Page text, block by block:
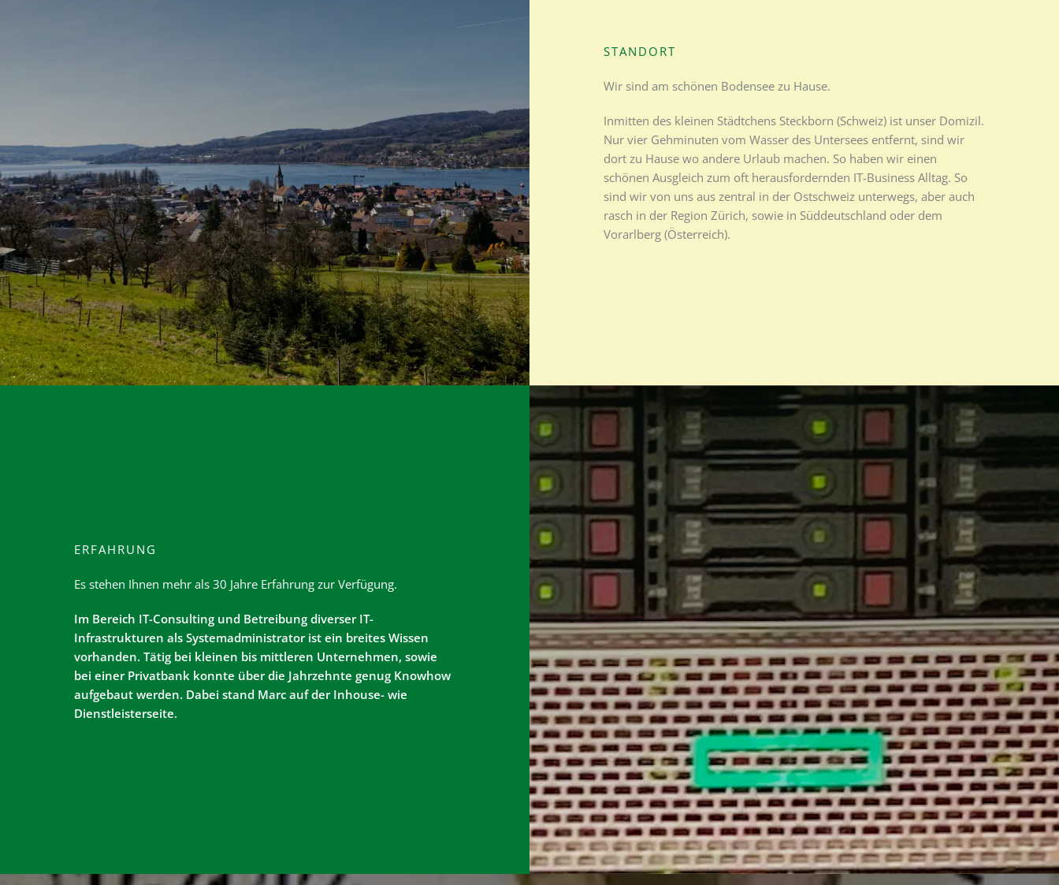
STANDORT​
Wir sind am schönen Bodensee zu Hause. ​
Inmitten des kleinen Städtchens Steckborn (Schweiz) ist unser Domizil.
Nur vier Gehminuten vom Wasser des Untersees entfernt, sind wir
dort zu Hause wo andere Urlaub machen. So haben wir einen
schönen Ausgleich zum oft herausfordernden IT-Business Alltag. So
sind wir von uns aus zentral in der Ostschweiz unterwegs, aber auch
rasch in der Region Zürich, sowie in Süddeutschland oder dem
Vorarlberg (Österreich).
ERFAHRUNG​
Es stehen Ihnen mehr als 30 Jahre Erfahrung zur Verfügung.
Im Bereich IT-Consulting und Betreibung diverser IT-
Infrastrukturen als Systemadministrator ist ein breites Wissen
vorhanden. Tätig bei kleinen bis mittleren Unternehmen, sowie
bei einer Privatbank konnte über die Jahrzehnte genug Knowhow
aufgebaut werden. Dabei stand Marc auf der Inhouse- wie
Dienstleisterseite.